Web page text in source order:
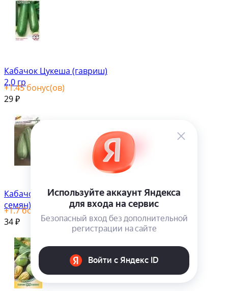
Кабачок Цукеша (гавриш)
2,0 гр
+1.45 бонус(ов)
29 ₽
Кабачок Хоббит (дом
семян) 14 шт
+1.7бонус(ов)
34 ₽